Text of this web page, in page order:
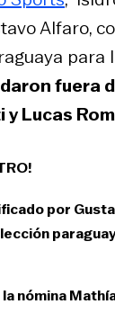
Alfaro,
para
fuera
Lucas
por
nómina